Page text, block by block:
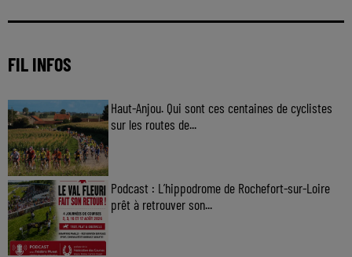
FIL INFOS
Haut-Anjou. Qui sont ces centaines de cyclistes
sur les routes de...
Podcast : L’hippodrome de Rochefort-sur-Loire
prêt à retrouver son...